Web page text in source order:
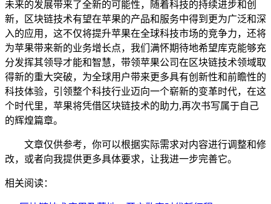
未来的发展带来了全新的可能性，随着科技的持续进步和创
新，区块链技术有望在苹果的产品和服务中得到更为广泛和深
入的应用，这不仅将提升苹果在全球科技市场的竞争力，还将
为苹果带来新的业务增长点，我们满怀期待地希望库克能够充
分发挥其领导才能和智慧，带领苹果公司在区块链技术领域取
得新的重大突破，为全球用户带来更多具有创新性和前瞻性的
科技体验，引领整个科技行业迈向一个崭新的变革时代，在这
个时代里，苹果将凭借区块链技术的助力,再次书写属于自己
的辉煌篇章。
文章仅供参考，你可以根据实际需求对内容进行调整和修
改，或者向我提供更多具体要求，让我进一步完善它。
相关阅读：